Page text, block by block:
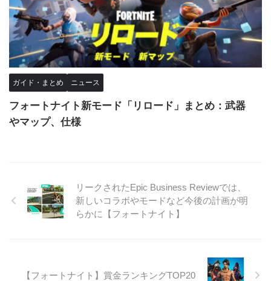
ガイド・まとめ ニュース
フォートナイト新モード「リロード」まとめ：武器
やマップ、仕様
リークされたEpic Business Reviewでは、
新しいコラボやモードなど今後の計画が明
らかに【フォートナイト】
【フォートナイト】賞金ランキングTOP20